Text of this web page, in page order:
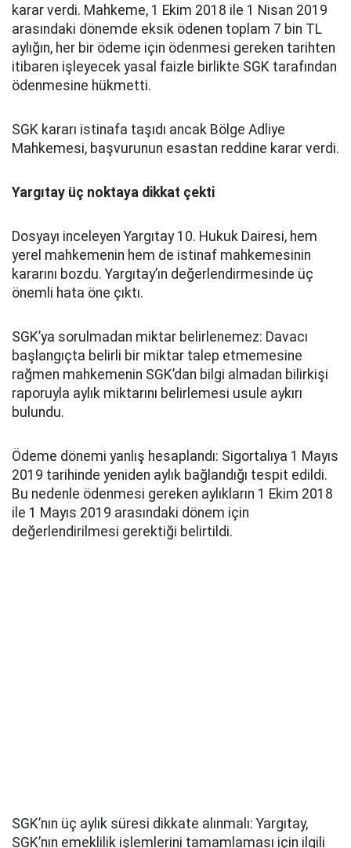
karar verdi. Mahkeme, 1 Ekim 2018 ile 1 Nisan 2019
arasındaki dönemde eksik ödenen toplam 7 bin TL
aylığın, her bir ödeme için ödenmesi gereken tarihten
itibaren işleyecek yasal faizle birlikte SGK tarafından
ödenmesine hükmetti.
SGK kararı istinafa taşıdı ancak Bölge Adliye
Mahkemesi, başvurunun esastan reddine karar verdi.
Yargıtay üç noktaya dikkat çekti
Dosyayı inceleyen Yargıtay 10. Hukuk Dairesi, hem
yerel mahkemenin hem de istinaf mahkemesinin
kararını bozdu. Yargıtay’ın değerlendirmesinde üç
önemli hata öne çıktı.
SGK’ya sorulmadan miktar belirlenemez: Davacı
başlangıçta belirli bir miktar talep etmemesine
rağmen mahkemenin SGK’dan bilgi almadan bilirkişi
raporuyla aylık miktarını belirlemesi usule aykırı
bulundu.
Ödeme dönemi yanlış hesaplandı: Sigortalıya 1 Mayıs
2019 tarihinde yeniden aylık bağlandığı tespit edildi.
Bu nedenle ödenmesi gereken aylıkların 1 Ekim 2018
ile 1 Mayıs 2019 arasındaki dönem için
değerlendirilmesi gerektiği belirtildi.
SGK’nın üç aylık süresi dikkate alınmalı: Yargıtay,
SGK’nın emeklilik işlemlerini tamamlaması için ilgili